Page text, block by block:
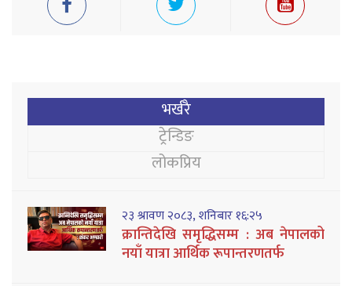
भर्खरै
ट्रेन्डिङ
लोकप्रिय
२३ श्रावण २०८३, शनिबार १६:२५
क्रान्तिदेखि समृद्धिसम्म : अब नेपालको
नयाँ यात्रा आर्थिक रूपान्तरणतर्फ